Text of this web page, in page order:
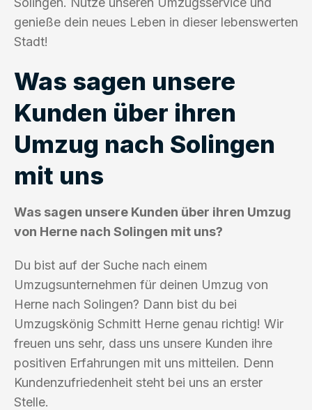
genieße dein neues Leben in dieser lebenswerten
Stadt!
Was sagen unsere
Kunden über ihren
Umzug nach Solingen
mit uns
Was sagen unsere Kunden über ihren Umzug
von Herne nach Solingen mit uns?
Du bist auf der Suche nach einem
Umzugsunternehmen für deinen Umzug von
Herne nach Solingen? Dann bist du bei
Umzugskönig Schmitt Herne genau richtig! Wir
freuen uns sehr, dass uns unsere Kunden ihre
positiven Erfahrungen mit uns mitteilen. Denn
Kundenzufriedenheit steht bei uns an erster
Stelle.